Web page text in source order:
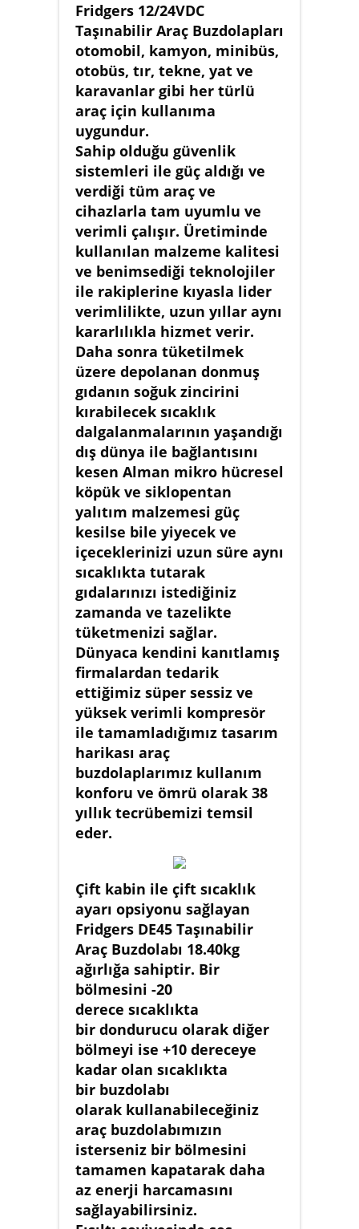
Fridgers 12/24VDC
Taşınabilir Araç Buzdolapları
otomobil, kamyon, minibüs,
otobüs, tır, tekne, yat ve
karavanlar gibi her türlü
araç için kullanıma
uygundur.
Sahip olduğu güvenlik
sistemleri ile güç aldığı ve
verdiği tüm araç ve
cihazlarla tam uyumlu ve
verimli çalışır. Üretiminde
kullanılan malzeme kalitesi
ve benimsediği teknolojiler
ile rakiplerine kıyasla lider
verimlilikte, uzun yıllar aynı
kararlılıkla hizmet verir.
Daha sonra tüketilmek
üzere depolanan donmuş
gıdanın soğuk zincirini
kırabilecek sıcaklık
dalgalanmalarının yaşandığı
dış dünya ile bağlantısını
kesen Alman mikro hücresel
köpük ve siklopentan
yalıtım malzemesi güç
kesilse bile yiyecek ve
içeceklerinizi uzun süre aynı
sıcaklıkta tutarak
gıdalarınızı istediğiniz
zamanda ve tazelikte
tüketmenizi sağlar.
Dünyaca kendini kanıtlamış
firmalardan tedarik
ettiğimiz süper sessiz ve
yüksek verimli kompresör
ile tamamladığımız tasarım
harikası araç
buzdolaplarımız kullanım
konforu ve ömrü olarak 38
yıllık tecrübemizi temsil
eder.
Çift kabin ile çift sıcaklık
ayarı opsiyonu sağlayan
Fridgers DE45 Taşınabilir
Araç Buzdolabı 18.40kg
ağırlığa sahiptir. Bir
bölmesini -20
derece sıcaklıkta
bir dondurucu olarak diğer
bölmeyi ise +10 dereceye
kadar olan sıcaklıkta
bir buzdolabı
olarak kullanabileceğiniz
araç buzdolabımızın
isterseniz bir bölmesini
tamamen kapatarak daha
az enerji harcamasını
sağlayabilirsiniz.